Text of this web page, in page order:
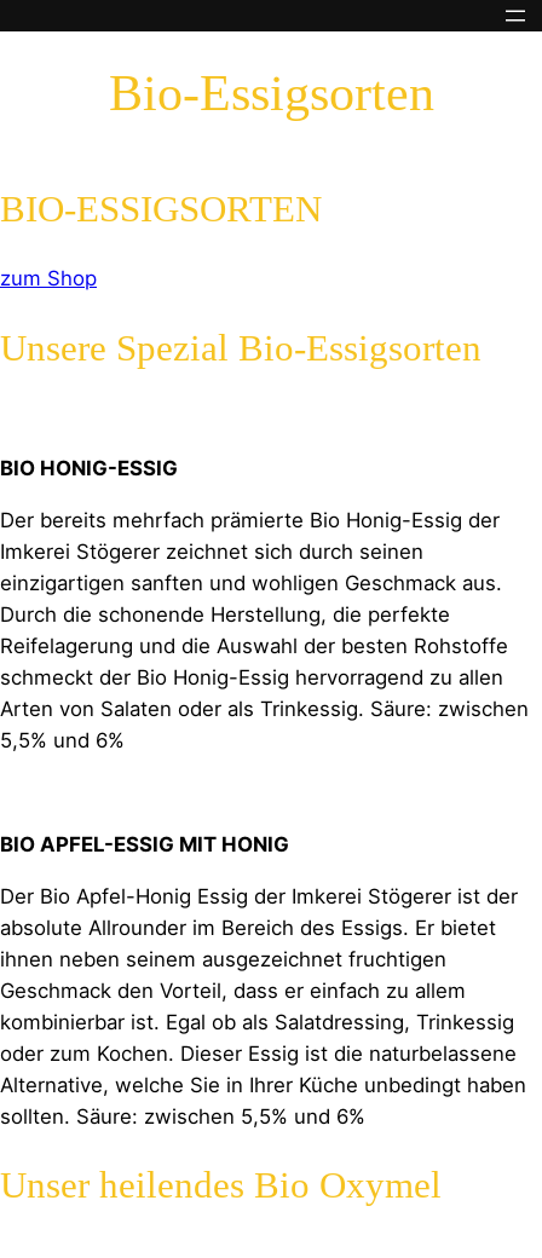
Bio-Essigsorten
BIO-ESSIGSORTEN
zum Shop
Unsere Spezial Bio-Essigsorten
BIO HONIG-ESSIG
Der bereits mehrfach prämierte Bio Honig-Essig der
Imkerei Stögerer zeichnet sich durch seinen
einzigartigen sanften und wohligen Geschmack aus.
Durch die schonende Herstellung, die perfekte
Reifelagerung und die Auswahl der besten Rohstoffe
schmeckt der Bio Honig-Essig hervorragend zu allen
Arten von Salaten oder als Trinkessig. Säure: zwischen
5,5% und 6%
BIO APFEL-ESSIG MIT HONIG
Der Bio Apfel-Honig Essig der Imkerei Stögerer ist der
absolute Allrounder im Bereich des Essigs. Er bietet
ihnen neben seinem ausgezeichnet fruchtigen
Geschmack den Vorteil, dass er einfach zu allem
kombinierbar ist. Egal ob als Salatdressing, Trinkessig
oder zum Kochen. Dieser Essig ist die naturbelassene
Alternative, welche Sie in Ihrer Küche unbedingt haben
sollten. Säure: zwischen 5,5% und 6%
Unser heilendes Bio Oxymel